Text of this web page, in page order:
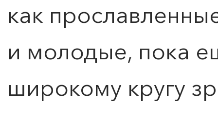
как
и молодые, пока
широкому кругу